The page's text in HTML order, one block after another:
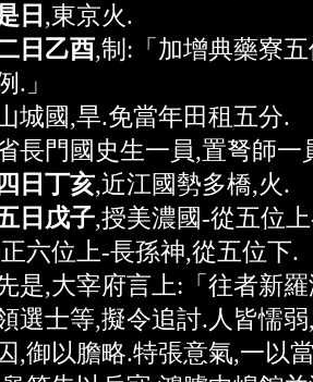
日 ,東京火.
日乙酉,制:「加增典藥寮
.」
城國,旱.免當年田租五分.
長門國史生一員,置弩師一
四日丁亥,近江國勢多橋,火.
日戊子,授美濃國-從五位
六位上-長孫神,從五位下.
是,大宰府言上:「往者新
選士等,擬令追討.人皆懦
,御以膽略.特張意氣,一以